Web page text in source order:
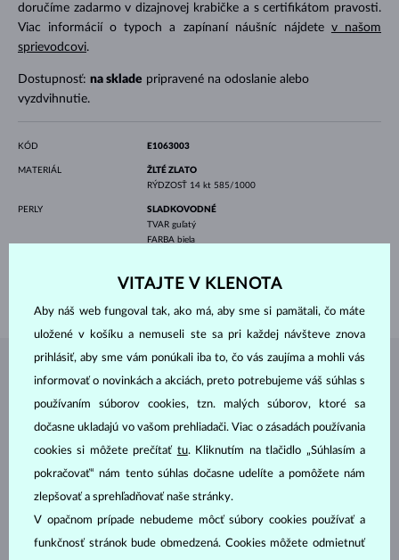
doručíme zadarmo v dizajnovej krabičke a s certifikátom pravosti.
Viac informácií o typoch a zapínaní náušníc nájdete v našom
sprievodcovi.
Dostupnosť: na sklade pripravené na odoslanie alebo
vyzdvihnutie.
KÓD E1063003
MATERIÁL
ŽLTÉ ZLATO
RÝDZOSŤ 14 kt 585/1000
PERLY
SLADKOVODNÉ
TVAR guľatý
FARBA biela
ŠPERKY Z ATELIÉRU KLENOTA
VITAJTE V KLENOTA
Aby náš web fungoval tak, ako má, aby sme si pamätali, čo máte
uložené v košíku a nemuseli ste sa pri každej návšteve znova
prihlásiť, aby sme vám ponúkali iba to, čo vás zaujíma a mohli vás
informovať o novinkách a akciách, preto potrebujeme váš súhlas s
používaním súborov cookies, tzn. malých súborov, ktoré sa
dočasne ukladajú vo vašom prehliadači. Viac o zásadách používania
cookies si môžete prečítať tu. Kliknutím na tlačidlo „Súhlasím a
pokračovať“ nám tento súhlas dočasne udelíte a pomôžete nám
zlepšovať a sprehľadňovať naše stránky.
V opačnom prípade nebudeme môcť súbory cookies používať a
funkčnosť stránok bude obmedzená. Cookies môžete odmietnuť